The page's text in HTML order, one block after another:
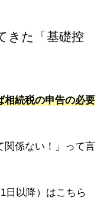
きた「基礎控
相続税の申告の必要
関係ない！」って言
日以降）はこちら